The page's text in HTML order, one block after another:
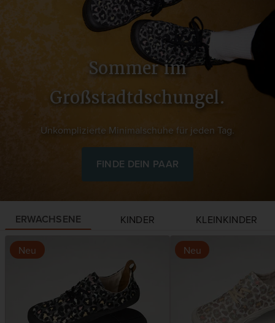
Sommer im
Großstadtdschungel.
Unkomplizierte Minimalschuhe für jeden Tag.
FINDE DEIN PAAR
ERWACHSENE KINDER KLEINKINDER
Neu Neu